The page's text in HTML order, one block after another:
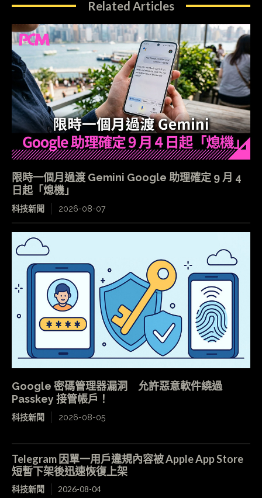
Related Articles
限時一個月過渡 Gemini Google 助理確定 9 月 4
日起「熄機」
科技新聞 2026-08-07
Google 密碼管理器漏洞 允許惡意軟件繞過
Passkey 接管帳戶！
科技新聞 2026-08-05
Telegram 因單一用戶違規內容被 Apple App Store
短暫下架後迅速恢復上架
科技新聞 2026-08-04